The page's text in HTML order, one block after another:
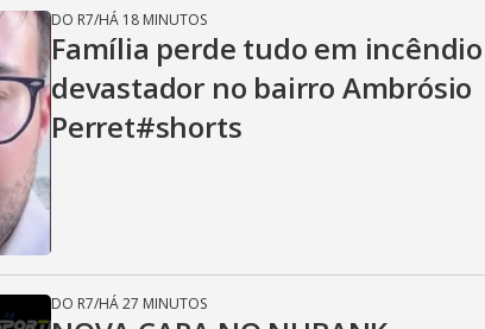
DO R7/HÁ 18 MINUTOS
Família perde tudo em incêndio
devastador no bairro Ambrósio
Perret#shorts
DO R7/HÁ 27 MINUTOS